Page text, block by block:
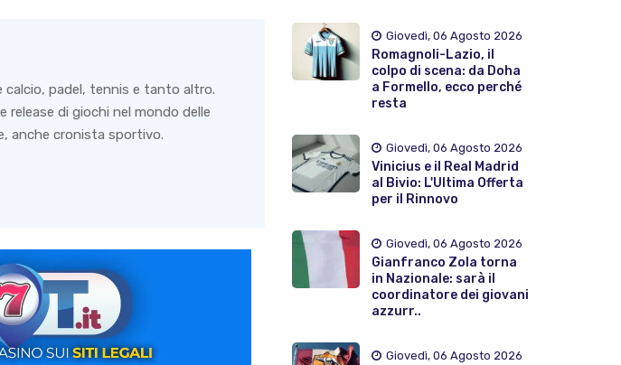
padel, tennis e tanto altro.
di giochi nel mondo delle
anche cronista sportivo.
Giovedì, 06 Agosto 2026
Romagnoli-Lazio, il
colpo di scena: da Doha
a Formello, ecco perché
resta
Giovedì, 06 Agosto 2026
Vinicius e il Real Madrid
al Bivio: L'Ultima Offerta
per il Rinnovo
Giovedì, 06 Agosto 2026
Gianfranco Zola torna
in Nazionale: sarà il
coordinatore dei giovani
azzurr..
Giovedì, 06 Agosto 2026